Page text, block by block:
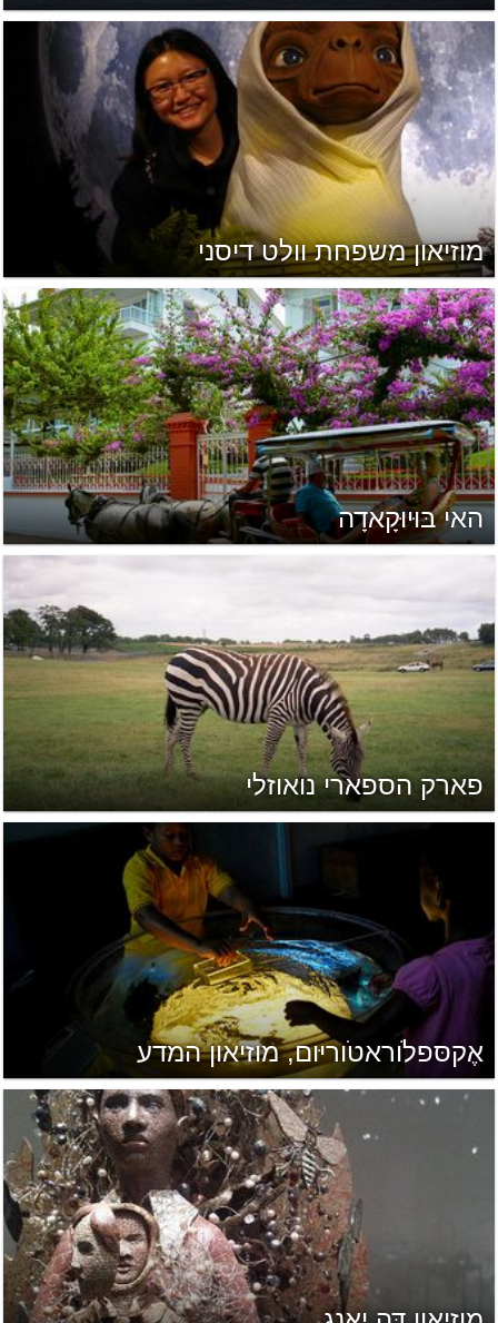
מוזיאון משפחת וולט דיסני
האי בּוּיוּקָאדָה
פארק הספארי נואוזלי
אֶקסּפלֹוראטֹוריּום, מוזיאון המדע